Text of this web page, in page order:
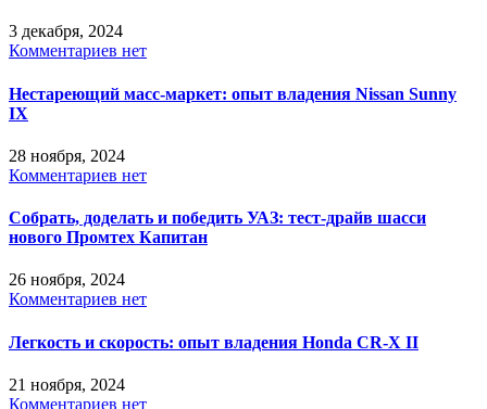
3 декабря, 2024
Комментариев нет
Нестареющий масс-маркет: опыт владения Nissan Sunny
IX
28 ноября, 2024
Комментариев нет
Собрать, доделать и победить УАЗ: тест-драйв шасси
нового Промтех Капитан
26 ноября, 2024
Комментариев нет
Легкость и скорость: опыт владения Honda CR-X II
21 ноября, 2024
Комментариев нет